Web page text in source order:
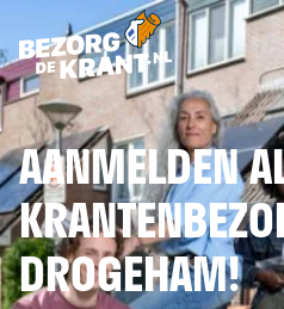
AANMELDEN
DROGEHAM!